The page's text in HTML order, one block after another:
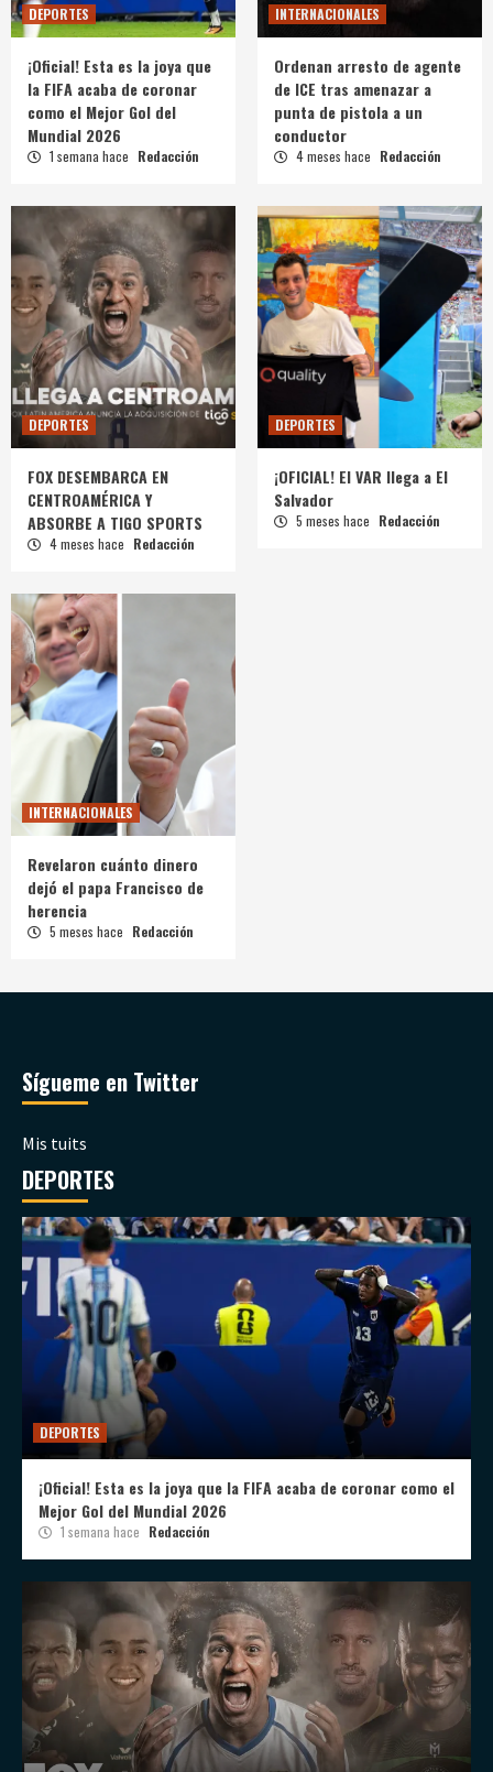
DEPORTES
¡Oficial! Esta es la joya que
la FIFA acaba de coronar
como el Mejor Gol del
Mundial 2026
1 semana hace Redacción
INTERNACIONALES
Ordenan arresto de agente
de ICE tras amenazar a
punta de pistola a un
conductor
4 meses hace Redacción
DEPORTES
FOX DESEMBARCA EN
CENTROAMÉRICA Y
ABSORBE A TIGO SPORTS
4 meses hace Redacción
DEPORTES
¡OFICIAL! El VAR llega a El
Salvador
5 meses hace Redacción
INTERNACIONALES
Revelaron cuánto dinero
dejó el papa Francisco de
herencia
5 meses hace Redacción
Sígueme en Twitter
Mis tuits
DEPORTES
DEPORTES
¡Oficial! Esta es la joya que la FIFA acaba de coronar como el
Mejor Gol del Mundial 2026
1 semana hace Redacción